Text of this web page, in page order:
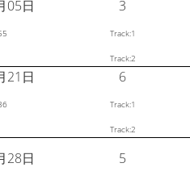
05日
3
Track:1
Track:2
21日 6
Track:1
Track:2
28日 5